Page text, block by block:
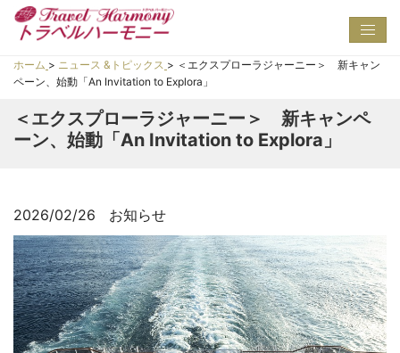
ホーム > ニュース &トピックス > ＜エクスプローラジャーニー＞ 新キャン
ペーン、始動「An Invitation to Explora」
＜エクスプローラジャーニー＞ 新キャンペ
ーン、始動「An Invitation to Explora」
2026/02/26 お知らせ